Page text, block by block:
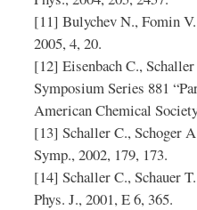
[11] Bulychev N., Fomin
2005, 4, 20.
[12] Eisenbach C.,
Symposium Series 881
American Chemical
[13] Schaller C., Schoger
Symp., 2002, 179, 173.
[14] Schaller C., Schauer
Phys. J., 2001, E 6, 365.